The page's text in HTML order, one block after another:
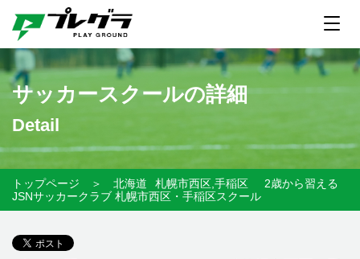
サッカースクールの詳細
Detail
トップページ ＞ 北海道 札幌市西区,手稲区
2歳から習える
JSNサッカークラブ 札幌市西区・手稲区スクール